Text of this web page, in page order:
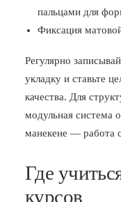
пальцами для
Фиксация
Регулярно
укладку и ставьте
качества. Для
модульная система
манекене — работа
Где
курсов